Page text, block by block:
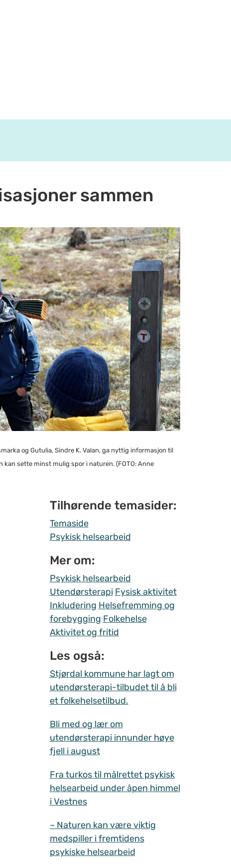
sammen
og Gutulia, Sindre K. Valan, ga nyttig informasjon til
kan sette minst mulig spor i naturen. (FOTO: Anne
Tilhørende temasider:
Temaside
Psykisk helsearbeid
Mer om:
Psykisk helsearbeid
Utendørsterapi Fysisk aktivitet
Inkludering Helsefremming og
forebygging Folkehelse
Aktivitet og fritid
Les også:
Stjørdal kommune har lagt om
utendørsterapi-tilbudet til å bli
et folkehelsetilbud.
Bli med og lær om
utendørsterapi innunder høye
fjell i august
Fra turkos til målrettet psykisk
helsearbeid under åpen himmel
i Vestnes
– Naturen kan være viktig
medspiller i fremtidens
psykiske helsearbeid